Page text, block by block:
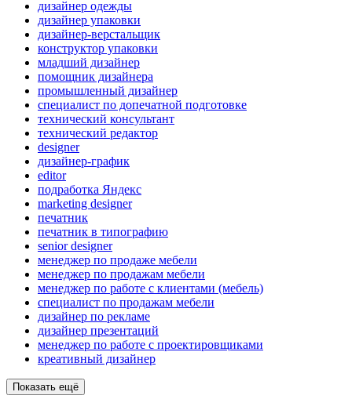
дизайнер одежды
дизайнер упаковки
дизайнер-верстальщик
конструктор упаковки
младший дизайнер
помощник дизайнера
промышленный дизайнер
специалист по допечатной подготовке
технический консультант
технический редактор
designer
дизайнер-график
editor
подработка Яндекс
marketing designer
печатник
печатник в типографию
senior designer
менеджер по продаже мебели
менеджер по продажам мебели
менеджер по работе с клиентами (мебель)
специалист по продажам мебели
дизайнер по рекламе
дизайнер презентаций
менеджер по работе с проектировщиками
креативный дизайнер
Показать ещё